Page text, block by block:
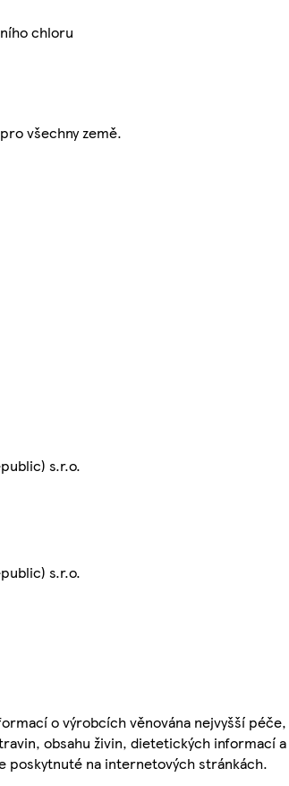
chloru
všechny země.
s.r.o.
s.r.o.
o výrobcích věnována nejvyšší
obsahu živin, dietetických informací
poskytnuté na internetových stránkách.